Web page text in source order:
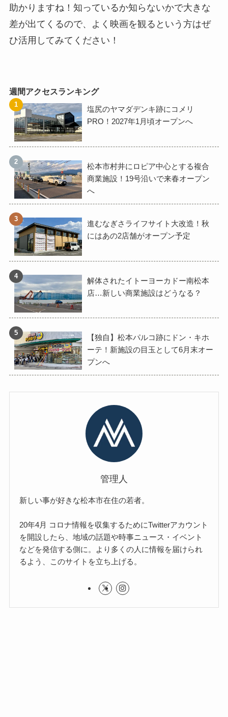
助かりますね！知っているか知らないかで大きな
差が出てくるので、よく映画を観るという方はぜ
ひ活用してみてください！
週間アクセスランキング
塩尻のヤマダデンキ跡にコメリ
PRO！2027年1月頃オープンへ
松本市村井にロピア中心とする複合
商業施設！19号沿いで来春オープン
へ
進むなぎさライフサイト大改造！秋
にはあの2店舗がオープン予定
解体されたイトーヨーカドー南松本
店…新しい商業施設はどうなる？
【独自】松本パルコ跡にドン・キホ
ーテ！新施設の目玉として6月末オー
プンへ
管理人
新しい事が好きな松本市在住の若者。
20年4月 コロナ情報を収集するためにTwitterアカウント
を開設したら、地域の話題や時事ニュース・イベント
などを発信する側に。より多くの人に情報を届けられ
るよう、このサイトを立ち上げる。